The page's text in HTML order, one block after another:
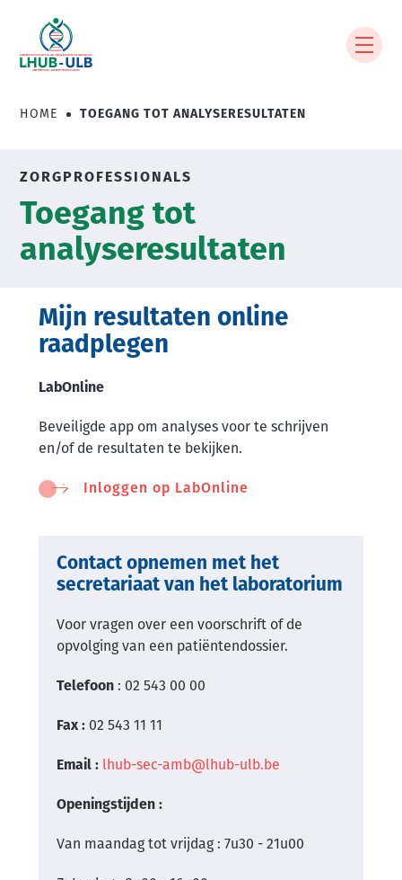
naar
gaanKruimelpad
HOME TOEGANG TOT ANALYSERESULTATEN
ZORGPROFESSIONALS
Toegang tot
analyseresultaten
Mijn resultaten online
raadplegen
LabOnline
Beveiligde app om analyses voor te schrijven
en/of de resultaten te bekijken.
Inloggen op LabOnline
Contact opnemen met het
secretariaat van het laboratorium
Voor vragen over een voorschrift of de
opvolging van een patiëntendossier.
Telefoon : 02 543 00 00
Fax : 02 543 11 11
Email : lhub-sec-amb@lhub-ulb.be
Openingstijden :
Van maandag tot vrijdag : 7u30 - 21u00